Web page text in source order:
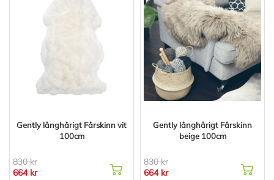
Gently långhårigt Fårskinn vit
100cm
830 kr
664 kr
Gently långhårigt Fårskinn
beige 100cm
830 kr
664 kr